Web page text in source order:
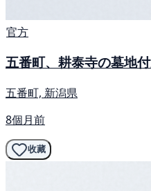
官方
五番町、耕泰寺の墓地
五番町, 新潟県
8個月前
收藏